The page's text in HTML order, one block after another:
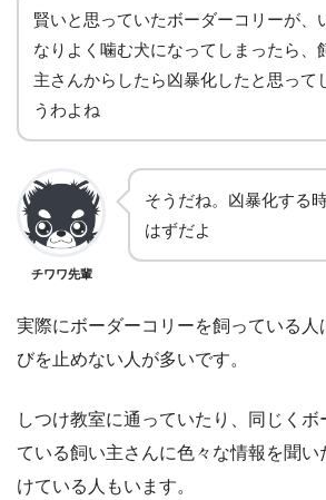
賢いと思っていたボーダーコリーが、
なりよく噛む犬になってしまったら、
主さんからしたら凶暴化したと思って
うわよね
チワワ先輩
そうだね。凶暴化する
はずだよ
実際にボーダーコリーを飼っている人
びを止めない人が多いです。
しつけ教室に通っていたり、同じくボ
ている飼い主さんに色々な情報を聞
けている人もいます。